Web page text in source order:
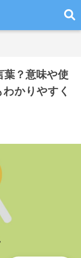
？意味や使
かりやすく